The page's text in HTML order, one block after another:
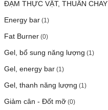
ĐẠM THỰC VẬT, THUẦN CHAY
Energy bar (1)
Fat Burner (0)
Gel, bổ sung năng lượng (1)
Gel, energy bar (1)
Gel, thanh năng lượng (1)
Giảm cân - Đốt mỡ (0)